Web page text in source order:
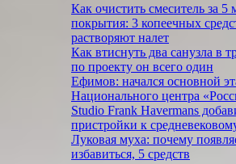
Как очистить смеситель за 5
покрытия: 3 копеечных
растворяют налет
Как втиснуть два санузла в
по проекту он всего один
Ефимов: начался основной
Национального центра
Studio Frank Havermans
пристройки к
Луковая муха: почему
избавиться, 5 средств